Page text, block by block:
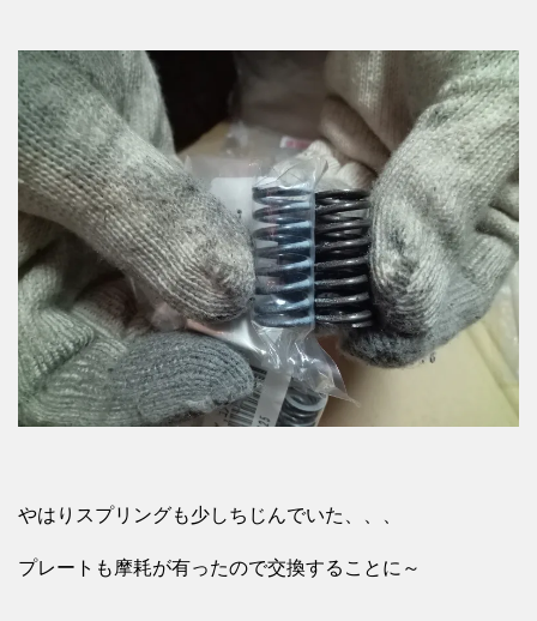
やはりスプリングも少しちじんでいた、、、
プレートも摩耗が有ったので交換することに～